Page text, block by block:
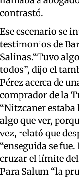
contrastó.
Ese escenario se
testimonios de
Salinas.“Tuvo
todos”, dijo el
Pérez acerca de
comprador de la
“Nitzcaner estaba
algo que ver,
vez, relató que
“enseguida se
cruzar el límite del
Para Salum “la